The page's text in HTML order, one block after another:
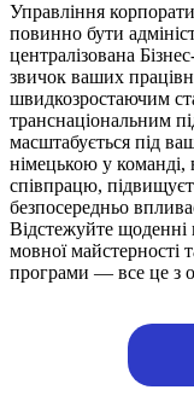
Управління
повинно бути
централізована
звичок ваших
швидкозростаючим
транснаціональним
масштабується під
німецькою у
співпрацю,
безпосередньо
Відстежуйте щоденні
мовної майстерності
програми — все це з